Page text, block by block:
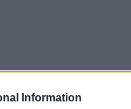
Information